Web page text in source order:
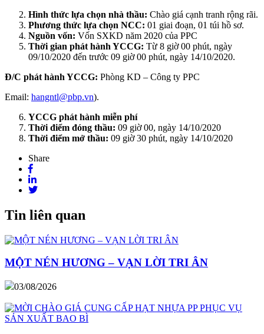
Hình thức lựa chọn nhà thầu: Chào giá cạnh tranh rộng rãi.
Phương thức lựa chọn NCC: 01 giai đoạn, 01 túi hồ sơ.
Nguồn vốn: Vốn SXKD năm 2020 của PPC
Thời gian phát hành YCCG: Từ 8 giờ 00 phút, ngày
09/10/2020 đến trước 09 giờ 00 phút, ngày 14/10/2020.
Đ/C phát hành YCCG: Phòng KD – Công ty PPC
Email: hangntl@pbp.vn).
YCCG phát hành miễn phí
Thời điểm đóng thầu: 09 giờ 00, ngày 14/10/2020
Thời điểm mở thầu: 09 giờ 30 phút, ngày 14/10/2020
Share
Tin liên quan
MỘT NÉN HƯƠNG – VẠN LỜI TRI ÂN
03/08/2026